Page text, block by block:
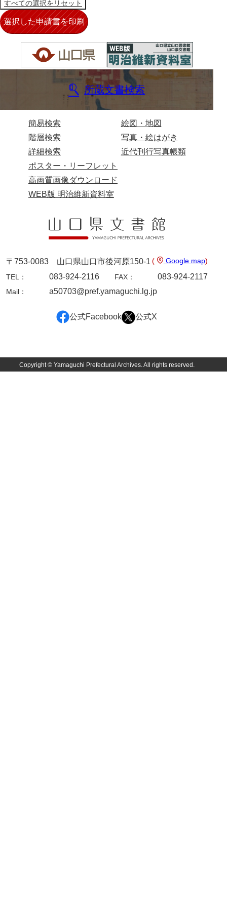
*5家臣
*6末家
*7外国
*8法制
*9財政
*10産業
*14目録
*15用度
山口小郡宰判記録
両公伝史料
三卿伝史料
諸家文書
所蔵文書検索
簡易検索
階層検索
詳細検索
絵図・地図
写真・絵はがき
近代刊行写真帳類
ポスター・リーフレット
高画質画像ダウンロード
WEB版 明治維新資料室
〒753-0083 山口県山口市後河原150-1 ( Google map)
TEL：
083-924-2116 FAX： 083-924-2117
Mail： a50703@pref.yamaguchi.lg.jp
公式Facebook 公式X
Copyright © Yamaguchi Prefectural Archives. All rights reserved.